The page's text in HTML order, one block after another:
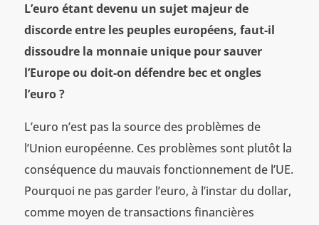
L’euro étant devenu un sujet majeur de
discorde entre les peuples européens, faut-il
dissoudre la monnaie unique pour sauver
l’Europe ou doit-on défendre bec et ongles
l’euro ?
L’euro n’est pas la source des problèmes de
l’Union européenne. Ces problèmes sont plutôt la
conséquence du mauvais fonctionnement de l’UE.
Pourquoi ne pas garder l’euro, à l’instar du dollar,
comme moyen de transactions financières